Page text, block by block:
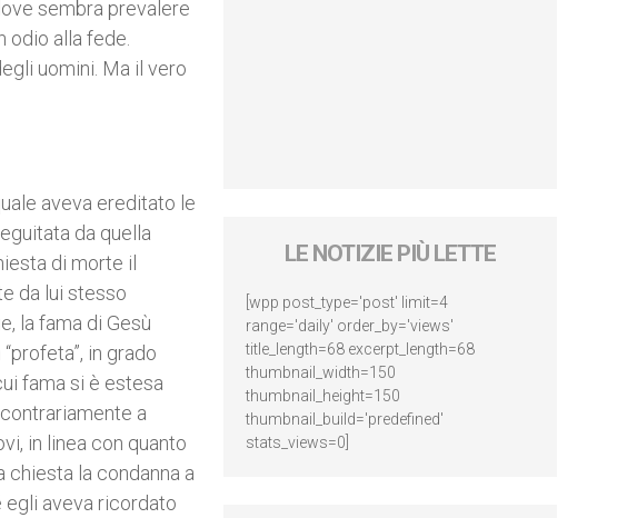
sembra prevalere
odio alla fede.
uomini. Ma il vero
aveva ereditato le
da quella
di morte il
da lui stesso
la fama di Gesù
in grado
fama si è estesa
a
in linea con quanto
chiesta la condanna a
aveva ricordato
LE NOTIZIE PIÙ LETTE
[wpp post_type='post' limit=4
range='daily' order_by='views'
title_length=68 excerpt_length=68
thumbnail_width=150
thumbnail_height=150
thumbnail_build='predefined'
stats_views=0]